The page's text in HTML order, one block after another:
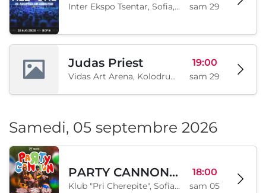
Inter Ekspo Tsentar, Sofia, BG sam 29
Judas Priest
Vidas Art Arena, Kolodrum, Borisova gradina, Sofia, BG
19:00
sam 29
Samedi, 05 septembre 2026
PARTY CANNON live in Sofia
Klub "Pri Cherepite", Sofia, BG
18:00
sam 05